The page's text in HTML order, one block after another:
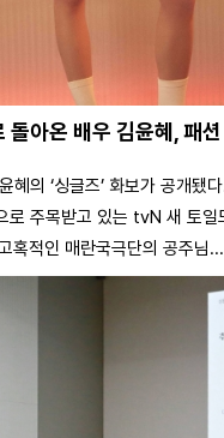
돌아온 배우 김윤혜, 패
의 ‘싱글즈’ 화보가 공개됐
로 주목받고 있는 tvN 새 토일
혹적인 매란국극단의 공주님...